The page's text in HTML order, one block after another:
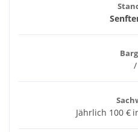
/
Jährlich 100 €